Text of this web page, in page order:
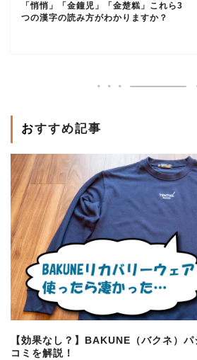
「悄悄」「金鐘児」「金楚糕」これら3
つの漢字の読み方がわかりますか？
おすすめ記事
【効果なし？】BAKUNE（バクネ）
コミを解説！